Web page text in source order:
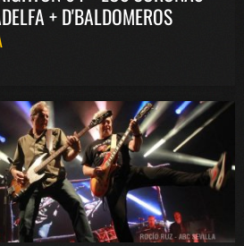
+ D'BALDOMEROS